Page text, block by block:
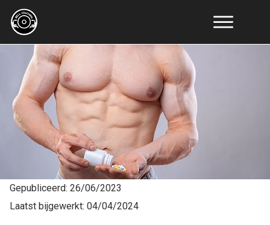
Online
Contact
Gepubliceerd: 26/06/2023
Laatst bijgewerkt: 04/04/2024